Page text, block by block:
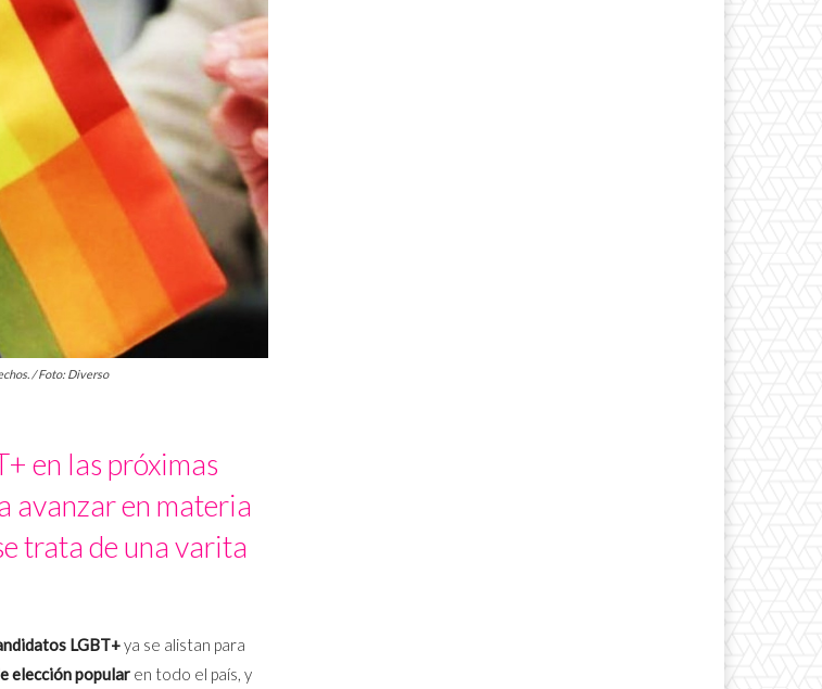
/ Foto: Diverso
en las próximas
avanzar en materia
trata de una varita
LGBT+ya se alistan para
elección popular en todo el país, y